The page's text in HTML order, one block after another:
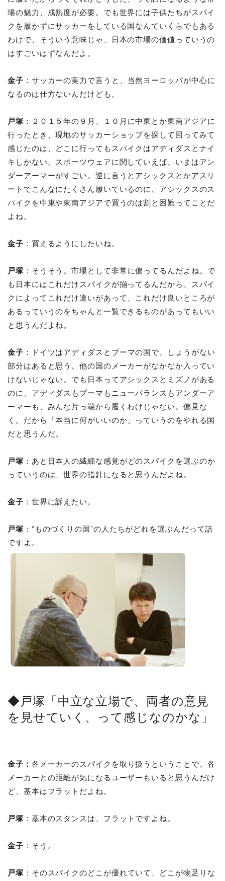
場の魅力、成熟度が必要。でも世界には子供たちがスパイ
クを履かずにサッカーをしている国なんていくらでもある
わけで、そういう意味じゃ、日本の市場の価値っていうの
はすごいはずなんだよ。
金子 ：サッカーの実力で言うと、当然ヨーロッパが中心に
なるのは仕方ないんだけども。
戸塚 ：２０１５年の９月、１０月に中東とか東南アジアに
行ったとき、現地のサッカーショップを探して回ってみて
感じたのは、どこに行ってもスパイクはアディダスとナイ
キしかない。スポーツウェアに関していえば、いまはアン
ダーアーマーがすごい。逆に言うとアシックスとかアスリ
ートでこんなにたくさん履いているのに、アシックスのス
パイクを中東や東南アジアで買うのは割と困難ってことだ
よね。
金子 ：買えるようにしたいね。
戸塚 ：そうそう。市場として非常に偏ってるんだよね。で
も日本にはこれだけスパイクが揃ってるんだから、スパイ
クによってこれだけ違いがあって、これだけ良いところが
あるっていうのをちゃんと一覧できるものがあってもいい
と思うんだよね。
金子 ：ドイツはアディダスとプーマの国で、しょうがない
部分はあると思う。他の国のメーカーがなかなか入ってい
けないじゃない。でも日本ってアシックスとミズノがある
のに、アディダスもプーマもニューバランスもアンダーア
ーマーも、みんな片っ端から履くわけじゃない。偏見な
く。だから「本当に何がいいのか」っていうのをやれる国
だと思うんだ。
戸塚 ：あと日本人の繊細な感覚がどのスパイクを選ぶのか
っていうのは、世界の指針になると思うんだよね。
金子 ：世界に訴えたい。
戸塚 ：“ものづくりの国”の人たちがどれを選ぶんだって話
ですよ。
◆戸塚「中立な立場で、両者の意見
を見せていく、って感じなのかな」
金子： 各メーカーのスパイクを取り扱うということで、各
メーカーとの距離が気になるユーザーもいると思うんだけ
ど、基本はフラットだよね。
戸塚 ：基本のスタンスは、フラットですよね。
金子 ：そう。
戸塚 ：そのスパイクのどこが優れていて、どこが物足りな